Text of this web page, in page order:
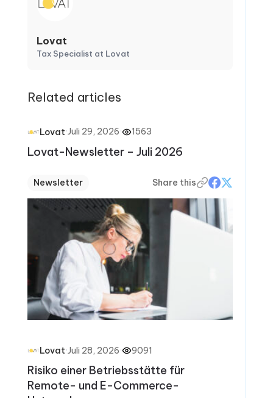
Lovat
Tax Specialist at Lovat
Related articles
Lovat·Juli 29, 2026· 1563
Lovat-Newsletter – Juli 2026
Newsletter Share this
Lovat·Juli 28, 2026· 9091
Risiko einer Betriebsstätte für
Remote- und E-Commerce-